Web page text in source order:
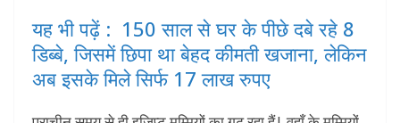
यह भी पढ़ें : 150 साल से घर के पीछे दबे रहे 8
डिब्बे, जिसमें छिपा था बेहद कीमती खजाना, लेकिन
अब इसके मिले सिर्फ 17 लाख रुपए